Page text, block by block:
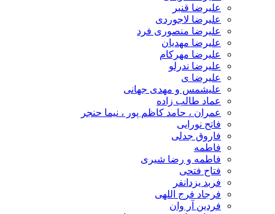
علیرضا قنبر
علیرضا لاجوردی
علیرضا منصوری فرد
علیرضا مهدیان
علیرضا مهرکام
علیرضا ندرلو
علیرضا ی
علیشمس و مهدی جهانی
عماد طالب زاده
عمران ، حامد کاظم پور ، نیما حنجر
فاتح نورایی
فاروق جدلی
فاطمه
فاطمه و رضا شیری
فتاح فتحی
فربد یزدانفر
فرجاد فرج اللهی
فردین آر وان